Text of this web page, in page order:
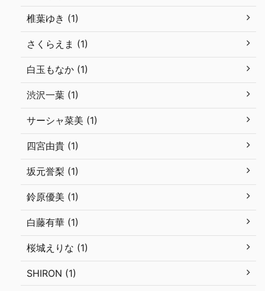
椎葉ゆき (1)
さくらえま (1)
白玉もなか (1)
渋沢一葉 (1)
サーシャ菜美 (1)
四宮由貴 (1)
坂元誉梨 (1)
鈴原優美 (1)
白藤有華 (1)
桜城えりな (1)
SHIRON (1)